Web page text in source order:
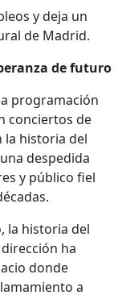
y deja un
de Madrid.
de futuro
programación
conciertos de
la historia del
despedida
y público fiel
la historia del
ha
donde
a